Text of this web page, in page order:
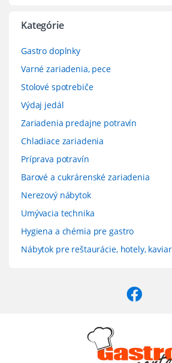
Kategórie
Gastro doplnky
Varné zariadenia, pece
Stolové spotrebiče
Výdaj jedál
Zariadenia predajne potravín
Chladiace zariadenia
Príprava potravín
Barové a cukrárenské zariadenia
Nerezový nábytok
Umývacia technika
Hygiena a chémia pre gastro
Nábytok pre reštaurácie, hotely,